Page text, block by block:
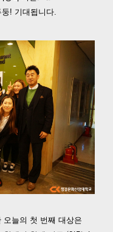
! 기대됩니다.
오늘의 첫 번째 대상은